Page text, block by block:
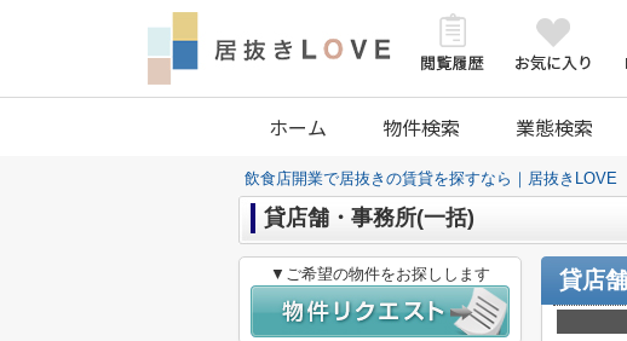
ホーム 物件検索 業態検索
飲食店開業で居抜きの賃貸を探すなら｜居抜きLOVE
貸店舗・事務所(一括)
貸店
▼ご希望の物件をお探しします